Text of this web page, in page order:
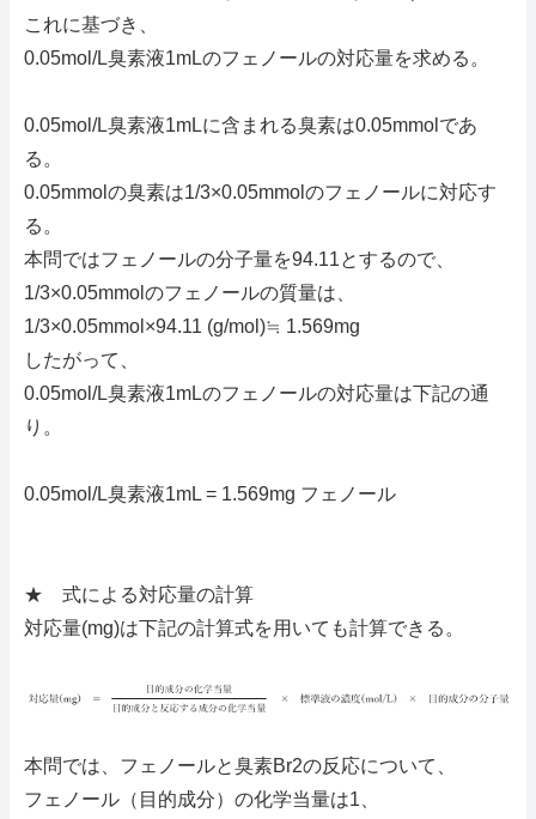
これに基づき、
0.05mol/L臭素液1mLのフェノールの対応量を求める。
0.05mol/L臭素液1mLに含まれる臭素は0.05mmolであ
る。
0.05mmolの臭素は1/3×0.05mmolのフェノールに対応す
る。
本問ではフェノールの分子量を94.11とするので、
1/3×0.05mmolのフェノールの質量は、
1/3×0.05mmol×94.11 (g/mol)≒ 1.569mg
したがって、
0.05mol/L臭素液1mLのフェノールの対応量は下記の通
り。
0.05mol/L臭素液1mL = 1.569mg フェノール
★ 式による対応量の計算
対応量(mg)は下記の計算式を用いても計算できる。
本問では、フェノールと臭素Br2の反応について、
フェノール（目的成分）の化学当量は1、